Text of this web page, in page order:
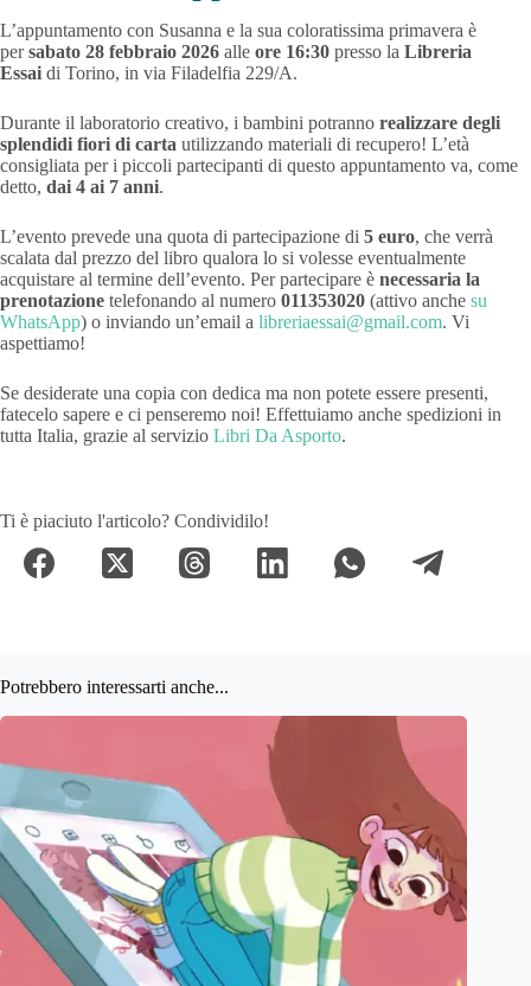
L’appuntamento con Susanna e la sua coloratissima primavera è
persabato 28 febbraio 2026 alle ore 16:30 presso la Libreria
Essai di Torino, in via Filadelfia 229/A.
Durante il laboratorio creativo, i bambini potranno realizzare degli
splendidi fiori di carta utilizzando materiali di recupero! L’età
consigliata per i piccoli partecipanti di questo appuntamento va, come
detto, dai 4 ai 7 anni.
L’evento prevede una quota di partecipazione di 5 euro, che verrà
scalata dal prezzo del libro qualora lo si volesse eventualmente
acquistare al termine dell’evento. Per partecipare è necessaria la
prenotazione telefonando al numero 011353020 (attivo anche su
WhatsApp) o inviando un’email a libreriaessai@gmail.com. Vi
aspettiamo!
Se desiderate una copia con dedica ma non potete essere presenti,
fatecelo sapere e ci penseremo noi! Effettuiamo anche spedizioni in
tutta Italia, grazie al servizio Libri Da Asporto.
Ti è piaciuto l'articolo? Condividilo!
Potrebbero interessarti anche...